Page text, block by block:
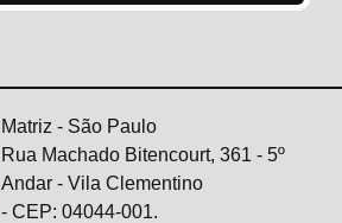
Matriz - São Paulo
Rua Machado Bitencourt, 361 - 5º
Andar - Vila Clementino
- CEP: 04044-001.